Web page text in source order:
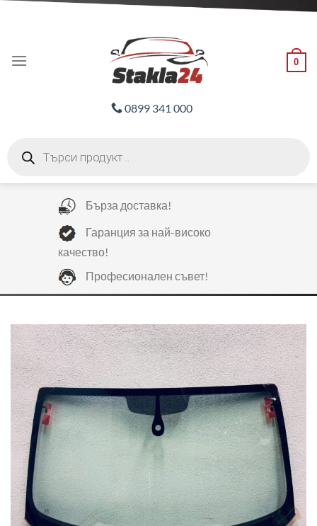
0
0899 341 000
search
Бърза доставка!
Гаранция за най-високо
качество!
Професионален съвет!